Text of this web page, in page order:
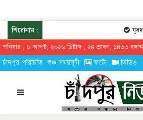
শিরোনাম:
শনিবার , ৮ আগস্ট, ২০২৬ খ্রিষ্টাব্দ , ২৪ শ্রাবণ, ১৪৩৩ বঙ্গাব্দ
চাঁদপুর পরিচিতি লঞ্চ সময়সূচী ফটো ভিডিও